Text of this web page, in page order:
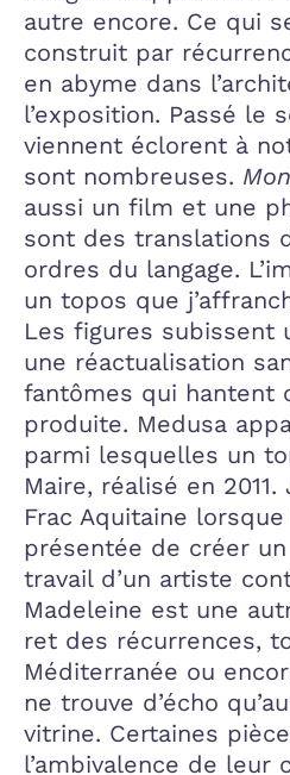
autre encore. Ce qui
construit par
en abyme dans
l’exposition. Passé le
viennent éclorent à
sont nombreuses.
aussi un film et une
sont des translations
ordres du langage.
un topos que
Les figures subissent
une réactualisation
fantômes qui hantent
produite. Medusa
parmi lesquelles un
Maire, réalisé en
Frac Aquitaine lorsque
présentée de créer
travail d’un artiste
Madeleine est une
ret des récurrences,
Méditerranée ou
ne trouve d’écho
vitrine. Certaines
l’ambivalence de leur